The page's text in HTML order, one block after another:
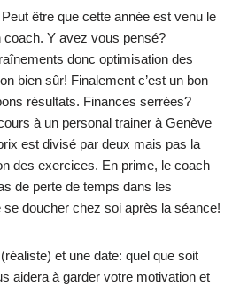
être que cette année est venu le
Y avez vous pensé?
donc optimisation des
bien sûr! Finalement c’est un bon
résultats. Finances serrées?
à un personal trainer à Genève
est divisé par deux mais pas la
des exercices. En prime, le coach
de perte de temps dans les
doucher chez soi après la séance!
et une date: quel que soit
aidera à garder votre motivation et